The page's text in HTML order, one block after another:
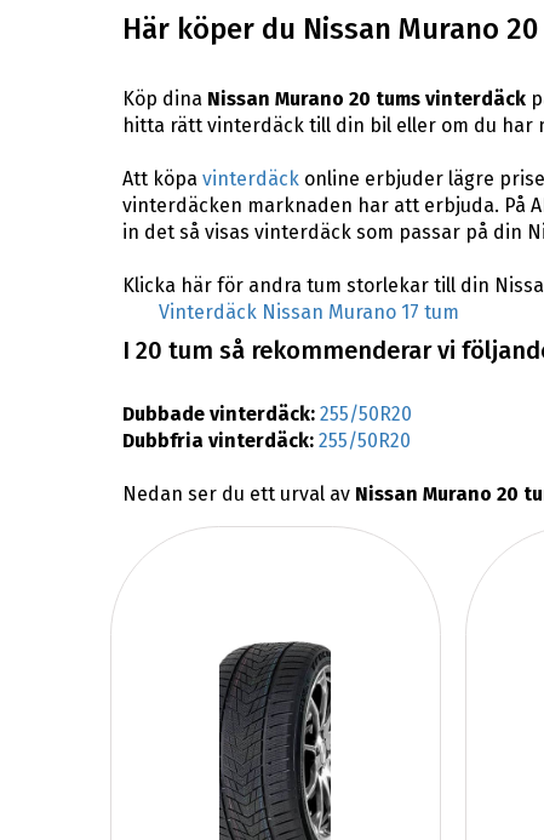
Här köper du Nissan Murano
Köp dina Nissan Murano 20 tums vinterdäck
hitta rätt vinterdäck till din bil eller om du
Att köpa vinterdäckonline erbjuder lägre
vinterdäcken marknaden har att erbjuda. På
in det så visas vinterdäck som passar på din
Klicka här för andra tum storlekar till din
Vinterdäck Nissan Murano 17 tum
I 20 tum så rekommenderar vi
Dubbade vinterdäck: 255/50R20
Dubbfria vinterdäck: 255/50R20
Nedan ser du ett urval av Nissan Murano 20